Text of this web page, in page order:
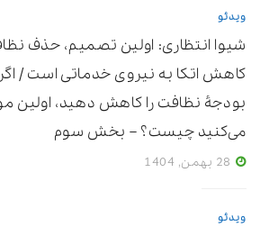
ویدئو
شیوا انتظاری: اولین تصمیم، حذف
کاهش اتکا به نیروی خدماتی است /
بودجۀ نظافت را کاهش دهید، اولین
می‌کنید چیست؟ – بخش سوم
ویدئو